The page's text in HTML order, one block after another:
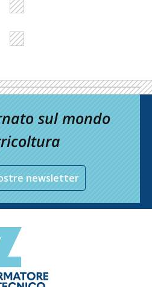
sul mondo
newsletter